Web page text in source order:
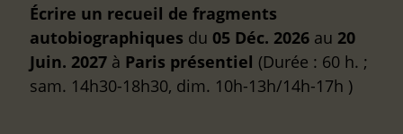
Écrire un recueil de fragments
autobiographiques du 05 Déc. 2026 au 20
Juin. 2027 à Paris présentiel (Durée : 60 h. ;
sam. 14h30-18h30, dim. 10h-13h/14h-17h )